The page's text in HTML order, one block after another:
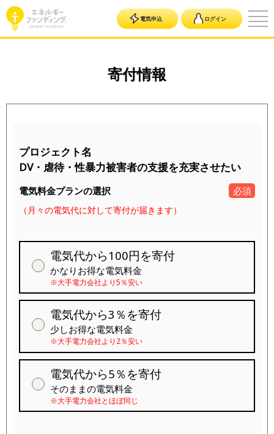
電気申込 ログイン
寄付情報
プロジェクト名
DV・虐待・性暴力被害者の支援を充実させたい
電気料金プランの選択 必須
（月々の電気代に対して寄付が届きます）
電気代から100円を寄付
かなりお得な電気料金
※大手電力会社より5％安い
電気代から3％を寄付
少しお得な電気料金
※大手電力会社より2％安い
電気代から5％を寄付
そのままの電気料金
※大手電力会社とほぼ同じ